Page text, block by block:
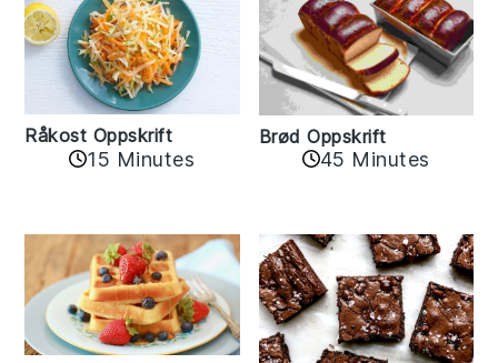
Råkost Oppskrift
15 Minutes
Brød Oppskrift
45 Minutes